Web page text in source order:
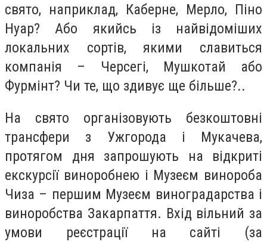
свято, наприклад, Каберне, Мерло, Піно
Нуар? Або якийсь із найвідоміших
локальних сортів, якими славиться
компанія – Черсегі, Мушкотай або
Фурмінт? Чи те, що здивує ще більше?..
На свято організовують безкоштовні
трансфери з Ужгорода і Мукачева,
протягом дня запрошують на відкриті
екскурсії виноробнею і Музеєм винороба
Чиза – першим Музеєм виноградарства і
виноробства Закарпаття. Вхід вільний за
умови реєстрації на сайті (за